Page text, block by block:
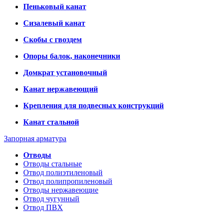
Пеньковый канат
Сизалевый канат
Скобы с гвоздем
Опоры балок, наконечники
Домкрат установочный
Канат нержавеющий
Крепления для подвесных конструкций
Канат стальной
Запорная арматура
Отводы
Отводы стальные
Отвод полиэтиленовый
Отвод полипропиленовый
Отводы нержавеющие
Отвод чугунный
Отвод ПВХ